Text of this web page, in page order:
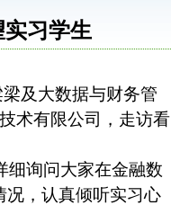
习学生
及大数据与财务管
术有限公司，走访看
细询问大家在金融数
况，认真倾听实习心